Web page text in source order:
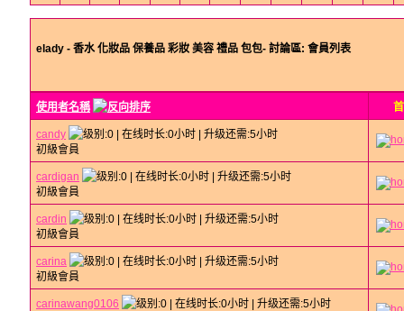
elady - 香水 化妝品 保養品 彩妝 美容 禮品 包包- 討論區: 會員列表
使用者名稱
candy
初級會員
cardigan
初級會員
cardin
初級會員
carina
初級會員
carinawang0106